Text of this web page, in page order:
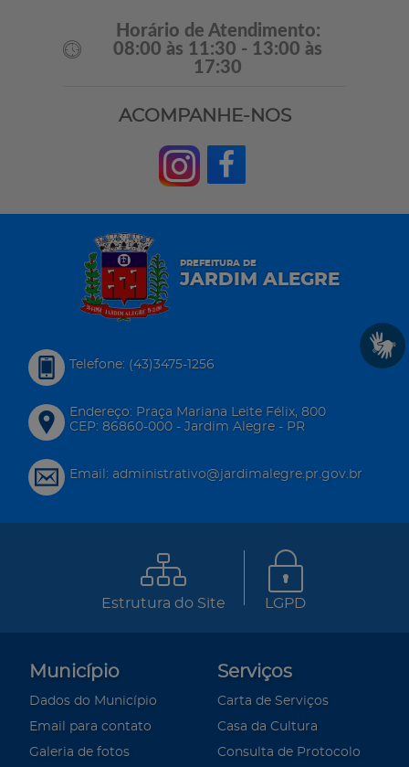
Horário de Atendimento:
08:00 às 11:30 - 13:00 às
17:30
ACOMPANHE-NOS
PREFEITURA DE
JARDIM ALEGRE
Telefone: (43)3475-1256
Endereço: Praça Mariana Leite Félix, 800
CEP: 86860-000 - Jardim Alegre - PR
Email: administrativo@jardimalegre.pr.gov.br
Estrutura do Site LGPD
Município
Dados do Município
Email para contato
Galeria de fotos
Serviços
Carta de Serviços
Casa da Cultura
Consulta de Protocolo